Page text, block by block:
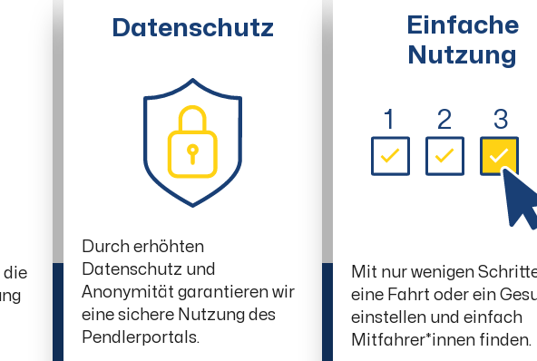
die
Datenschutz
Durch erhöhten
Datenschutz und
Anonymität garantieren wir
eine sichere Nutzung des
Pendlerportals.
Einfache
Nutzung
1 2 3
Mit nur wenigen
eine Fahrt oder ein
einstellen und einfach
Mitfahrer*innen finden.